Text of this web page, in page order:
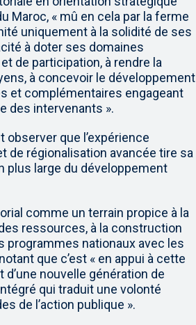
Maroc, « mû en cela par la ferme
uniquement à la solidité de ses
à doter ses domaines
de participation, à rendre la
à concevoir le développement
et complémentaires engageant
des intervenants ».
observer que l’expérience
de régionalisation avancée tire sa
plus large du développement
comme un terrain propice à la
ressources, à la construction
programmes nationaux avec les
que c’est « en appui à cette
nouvelle génération de
qui traduit une volonté
de l’action publique ».